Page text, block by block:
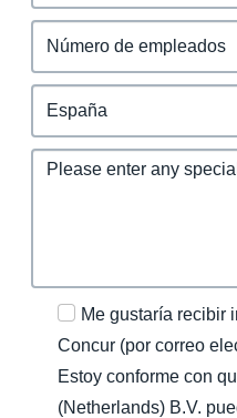
Me gustaría recibir
Concur (por correo
Estoy conforme con
(Netherlands) B.V.